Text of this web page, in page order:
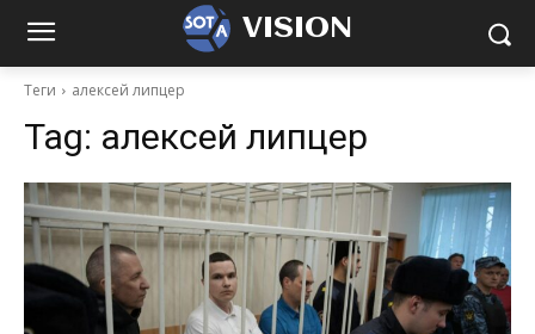
VISION
Теги алексей липцер
Tag: алексей липцер